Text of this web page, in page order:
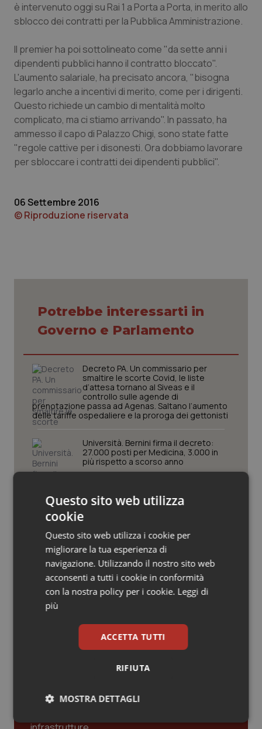
Emilia-Romagna
Lazio
Liguria
Lombardia
Marche
Piemonte
Puglia
Sicilia
Toscana
Umbria
Valle D’Aosta
Veneto
Colesterolo & coronaropatie
Diabete & glucometri
Disturbi dell’umore
Dolore
Donna & Salute
HIV
Malattie rare
Neuroscienze & patologie neurodegenerative
Obesità
Oftalmologia
Oncodermatologia
Oncoematologia
Oncologia & Nutrizione
Psoriasi & pelle
Quotidiano Cardiologia
Quotidiano Chirurgia
Quotidiano Oncologia
è intervenuto oggi su Rai 1 a Porta a Porta, in merito allo
sblocco dei contratti per la Pubblica Amministrazione.
Il premier ha poi sottolineato come "da sette anni i
dipendenti pubblici hanno il contratto bloccato".
L'aumento salariale, ha precisato ancora, "bisogna
legarlo anche a incentivi di merito, come per i dirigenti.
Questo richiede un cambio di mentalità molto
complicato, ma ci stiamo arrivando". In passato, ha
ammesso il capo di Palazzo Chigi, sono state fatte
"regole cattive per i disonesti. Ora dobbiamo lavorare
per sbloccare i contratti dei dipendenti pubblici".
06 Settembre 2016
© Riproduzione riservata
Potrebbe interessarti in
Governo e Parlamento
Decreto PA. Un commissario per
smaltire le scorte Covid, le liste
d’attesa tornano al Siveas e il
controllo sulle agende di
prenotazione passa ad Agenas. Saltano l’aumento
delle tariffe ospedaliere e la proroga dei gettonisti
Università. Bernini firma il decreto:
27.000 posti per Medicina, 3.000 in
più rispetto a scorso anno
Pnrr Salute. Missione 6 verso il
traguardo, in chiusura la
rendicontazione degli obiettivi per la
Caldo. Ministero: oltre 1.700 chiamate
al numero 1500 dal 22 giugno.
Proseguono monitoraggi e campagna
informativa
Ultime analisi e review da QS Pro
Cloud sanitario: infrastrutture,
Questo sito web utilizza
cookie
Questo sito web utilizza i cookie per
migliorare la tua esperienza di
navigazione. Utilizzando il nostro sito web
acconsenti a tutti i cookie in conformità
con la nostra policy per i cookie. Leggi di
più
ACCETTA TUTTI
RIFIUTA
MOSTRA DETTAGLI
Necessari Statistici Marketing